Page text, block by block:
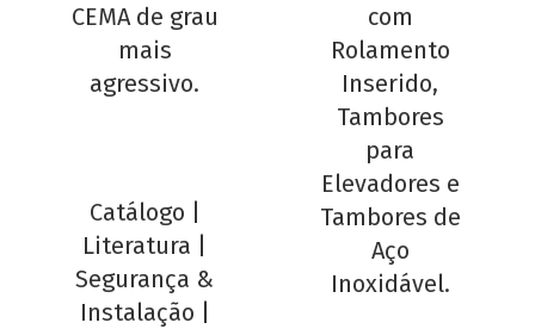
CEMA de grau
mais
agressivo.
Catálogo
Literatura
Segurança &
Instalação
com
Rolamento
Inserido,
Tambores
para
Elevadores e
Tambores de
Aço
Inoxidável.